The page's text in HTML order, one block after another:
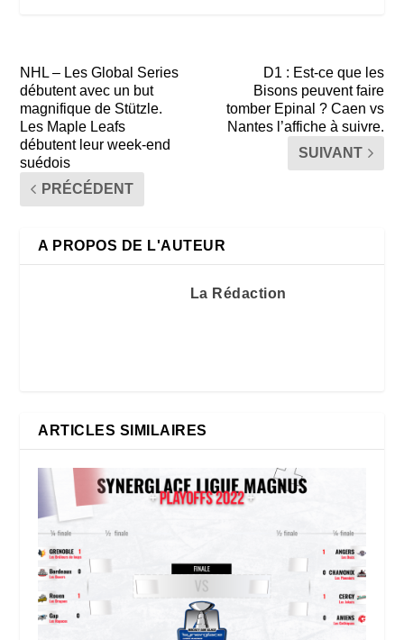
NHL – Les Global Series
débutent avec un but
magnifique de Stützle.
Les Maple Leafs
débutent leur week-end
suédois
PRÉCÉDENT
D1 : Est-ce que les
Bisons peuvent faire
tomber Epinal ? Caen vs
Nantes l’affiche à suivre.
SUIVANT
A PROPOS DE L'AUTEUR
La Rédaction
ARTICLES SIMILAIRES